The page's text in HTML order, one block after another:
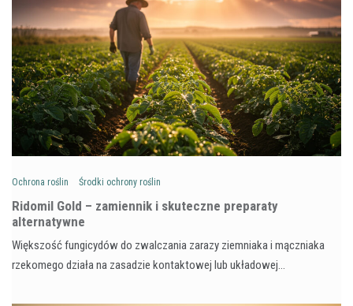
Ochrona roślin Środki ochrony roślin
Ridomil Gold – zamiennik i skuteczne preparaty
alternatywne
Większość fungicydów do zwalczania zarazy ziemniaka i mączniaka
rzekomego działa na zasadzie kontaktowej lub układowej…